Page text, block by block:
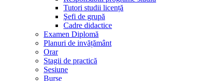
Tutori studii licență
Şefi de grupă
Cadre didactice
Examen Diplomă
Planuri de invățământ
Orar
Stagii de practică
Sesiune
Burse